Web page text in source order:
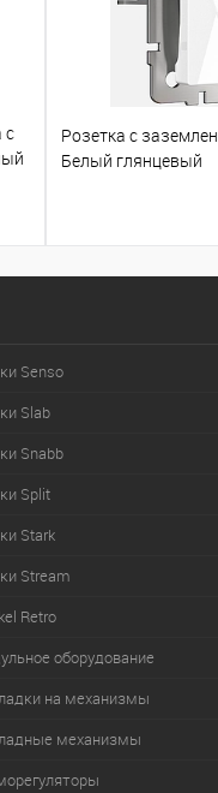
с
Розетка с
Белый глянцевый
Senso
Slab
Snabb
Split
Stark
Stream
Retro
оборудование
на механизмы
механизмы